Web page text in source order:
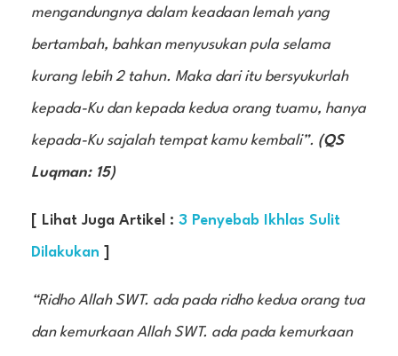
mengandungnya dalam keadaan lemah yang
bertambah, bahkan menyusukan pula selama
kurang lebih 2 tahun. Maka dari itu bersyukurlah
kepada-Ku dan kepada kedua orang tuamu, hanya
kepada-Ku sajalah tempat kamu kembali”. (QS
Luqman: 15)
[ Lihat Juga Artikel : 3 Penyebab Ikhlas Sulit
Dilakukan
“Ridho Allah SWT. ada pada ridho kedua orang tua
dan kemurkaan Allah SWT. ada pada kemurkaan